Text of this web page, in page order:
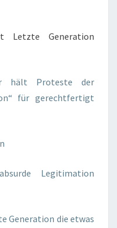
Letzte Generation
hält Proteste der
für gerechtfertigt
Legitimation
Generation die etwas